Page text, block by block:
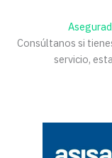
Consúltanos si
servicio,